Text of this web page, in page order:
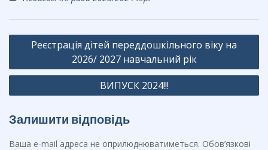
e
b
o
o
e
gr
a
m
er
Навігація
Реєстрація дітей переддошкільного віку на
2026/ 2027 навчальний рік
ВИПУСК 2024!!!
Залишити відповідь
Ваша e-mail адреса не оприлюднюватиметься. Обов’язкові